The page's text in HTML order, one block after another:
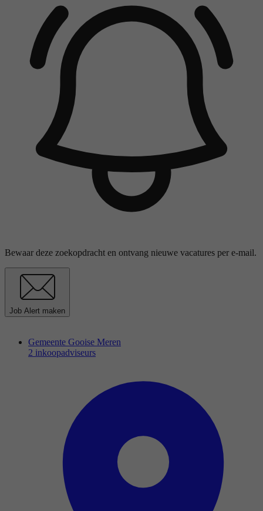
Bewaar deze zoekopdracht en ontvang nieuwe vacatures per e-mail.
Job Alert maken
Gemeente Gooise Meren
2 inkoopadviseurs